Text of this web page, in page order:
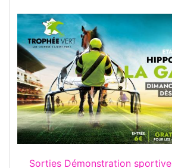
Sorties Démonstration sportive